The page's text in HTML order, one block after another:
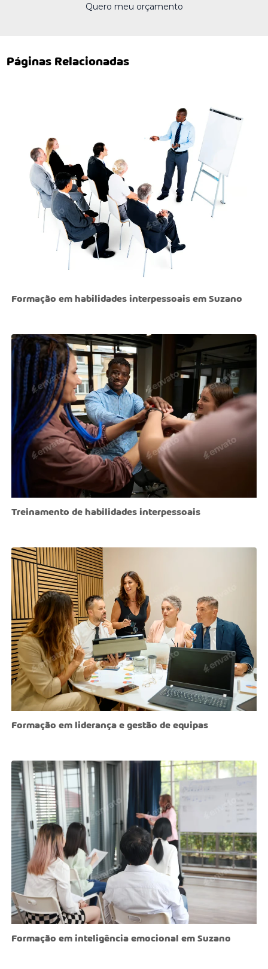
Quero meu orçamento
Páginas Relacionadas
Formação em habilidades interpessoais em Suzano
Treinamento de habilidades interpessoais
Formação em liderança e gestão de equipas
Formação em inteligência emocional em Suzano